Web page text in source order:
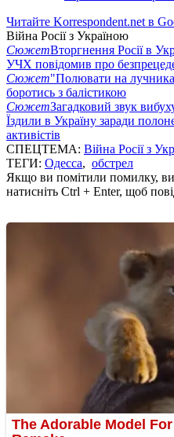
Читайте Korrespondent.net в
Війна Росії з Україною
СюжетВторгнення Росії в
УЧХ повідомив про
Сюжет"Полювати на
боротись з балістикою
СюжетЗагадковий звук
Їздили в Україну заради
активістів
СПЕЦТЕМА: Війна Росії з
ТЕГИ: Одесса, обстрел
Якщо ви помітили помилку,
натисніть Ctrl + Enter, щоб